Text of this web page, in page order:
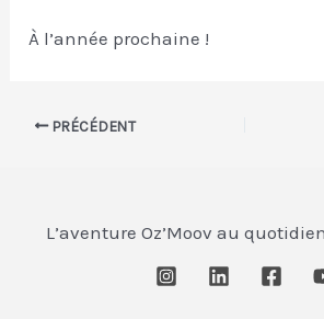
À l’année prochaine !
Navigation
PRÉCÉDENT
L’aventure Oz’Moov au